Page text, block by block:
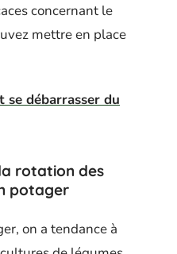
concernant le
mettre en place
se débarrasser du
rotation des
potager
on a tendance à